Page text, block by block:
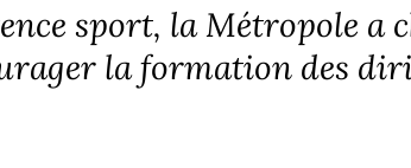
sport, la Métropole a
la formation des